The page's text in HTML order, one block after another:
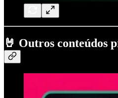
🤘 Outros conteúdos